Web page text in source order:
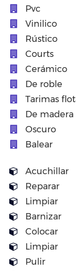
Pvc
Vinilico
Rústico
Courts
Cerámico
De roble
Tarimas
De madera
Oscuro
Balear
Acuchillar
Reparar
Limpiar
Barnizar
Colocar
Limpiar
Pulir